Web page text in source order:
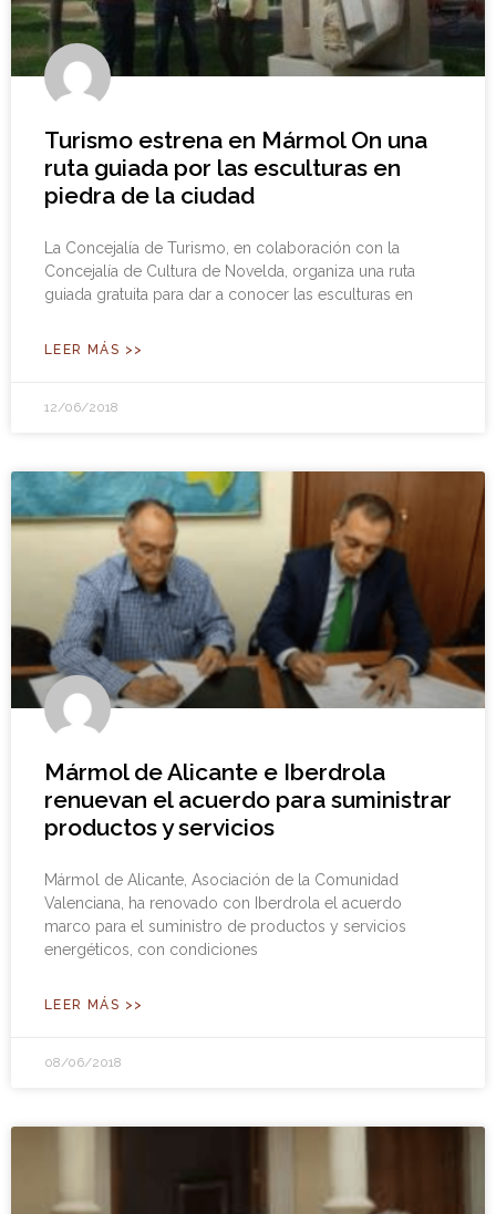
Turismo estrena en Mármol On una
ruta guiada por las esculturas en
piedra de la ciudad
La Concejalía de Turismo, en colaboración con la
Concejalía de Cultura de Novelda, organiza una ruta
guiada gratuita para dar a conocer las esculturas en
LEER MÁS >>
12/06/2018
Mármol de Alicante e Iberdrola
renuevan el acuerdo para suministrar
productos y servicios
Mármol de Alicante, Asociación de la Comunidad
Valenciana, ha renovado con Iberdrola el acuerdo
marco para el suministro de productos y servicios
energéticos, con condiciones
LEER MÁS >>
08/06/2018